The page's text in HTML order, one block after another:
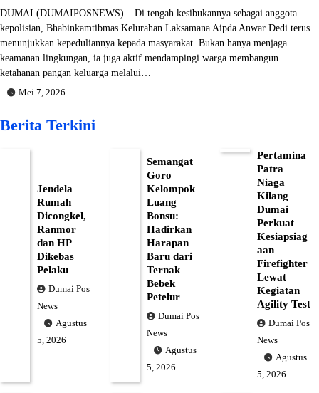
DUMAI (DUMAIPOSNEWS) – Di tengah kesibukannya sebagai anggota
kepolisian, Bhabinkamtibmas Kelurahan Laksamana Aipda Anwar Dedi terus
menunjukkan kepeduliannya kepada masyarakat. Bukan hanya menjaga
keamanan lingkungan, ia juga aktif mendampingi warga membangun
ketahanan pangan keluarga melalui…
Mei 7, 2026
Berita Terkini
Jendela
Rumah
Dicongkel,
Ranmor
dan HP
Dikebas
Pelaku
Dumai Pos
News
Agustus
5, 2026
Semangat
Goro
Kelompok
Luang
Bonsu:
Hadirkan
Harapan
Baru dari
Ternak
Bebek
Petelur
Dumai Pos
News
Agustus
5, 2026
Pertamina
Patra
Niaga
Kilang
Dumai
Perkuat
Kesiapsiag
aan
Firefighter
Lewat
Kegiatan
Agility Test
Dumai Pos
News
Agustus
5, 2026